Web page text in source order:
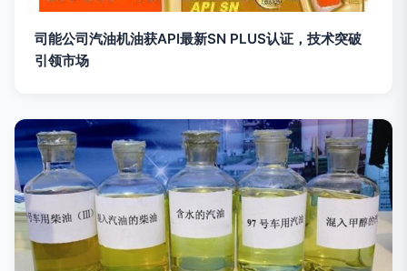
司能公司汽油机油获API最新SN PLUS认证，技术突破
引领市场